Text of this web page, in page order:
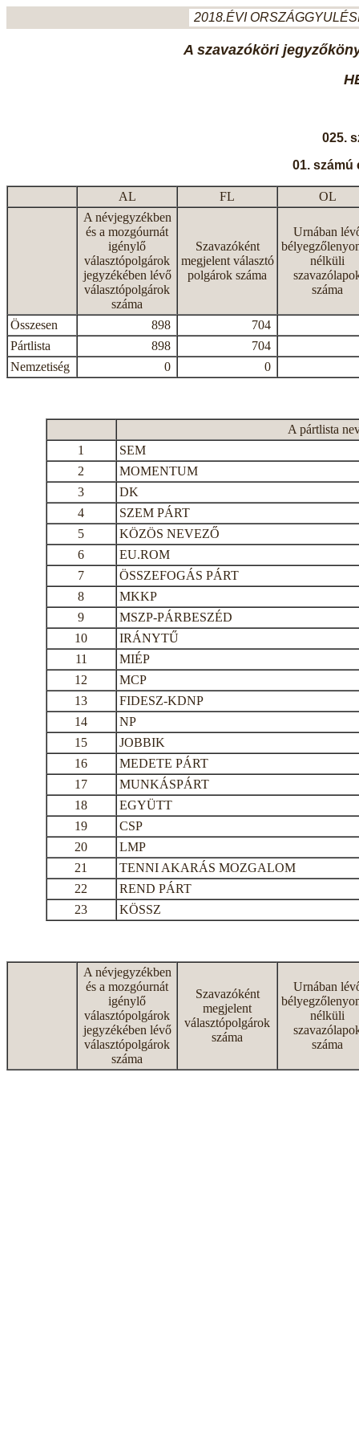
2018.ÉVI
A szavazóköri
025.
01. számú
AL FL
OL
A névjegyzékben
és a mozgóurnát
igénylő
választópolgárok
jegyzékében lévő
választópolgárok
száma
Szavazóként
megjelent választó
polgárok száma
Urnában
nélküli
száma
Összesen 898
704
Pártlista
898
704
Nemzetiség
0 0
A pártlista
1
SEM
2
MOMENTUM
3
DK
4
SZEM PÁRT
5
KÖZÖS NEVEZŐ
6
EU.ROM
7
ÖSSZEFOGÁS PÁRT
8
MKKP
9
MSZP-PÁRBESZÉD
10
IRÁNYTŰ
11
MIÉP
12
MCP
13
FIDESZ-KDNP
14
NP
15
JOBBIK
16
MEDETE PÁRT
17
MUNKÁSPÁRT
18
EGYÜTT
19
CSP
20
LMP
21
TENNI AKARÁS MOZGALOM
22
REND PÁRT
23
KÖSSZ
A névjegyzékben
és a mozgóurnát
igénylő
választópolgárok
jegyzékében lévő
választópolgárok
száma
Szavazóként
megjelent
választópolgárok
száma
Urnában
nélküli
száma